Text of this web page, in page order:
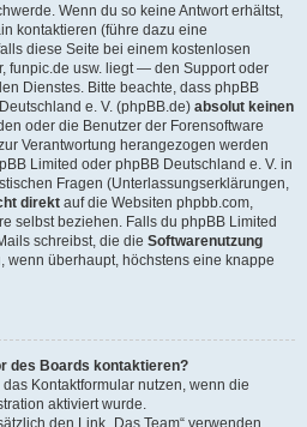
Wenn du so keine Antwort erhältst,
kontaktieren (führe dazu eine
diese Seite bei einem kostenlosen
funpic.de usw. liegt — den Support oder
Dienstes. Bitte beachte, dass phpBB
e. V. (phpBB.de) absolut keinen
oder die Benutzer der Forensoftware
Verantwortung herangezogen werden
Limited oder phpBB Deutschland e. V. in
Fragen (Unterlassungserklärungen,
direkt auf die Websiten phpbb.com,
selbst beziehen. Falls du phpBB Limited
schreibst, die die Softwarenutzung
wenn überhaupt, höchstens eine knappe
des Boards kontaktieren?
Kontaktformular nutzen, wenn die
aktiviert wurde.
den Link „Das Team“ verwenden.